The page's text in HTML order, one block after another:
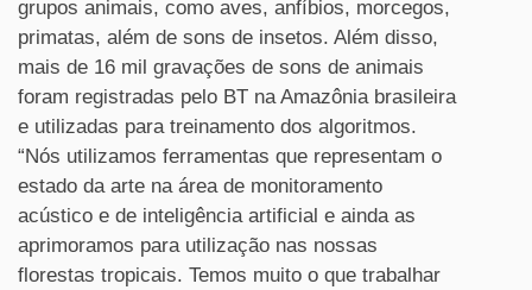
grupos animais, como aves, anfíbios, morcegos,
primatas, além de sons de insetos. Além disso,
mais de 16 mil gravações de sons de animais
foram registradas pelo BT na Amazônia brasileira
e utilizadas para treinamento dos algoritmos.
“Nós utilizamos ferramentas que representam o
estado da arte na área de monitoramento
acústico e de inteligência artificial e ainda as
aprimoramos para utilização nas nossas
florestas tropicais. Temos muito o que trabalhar